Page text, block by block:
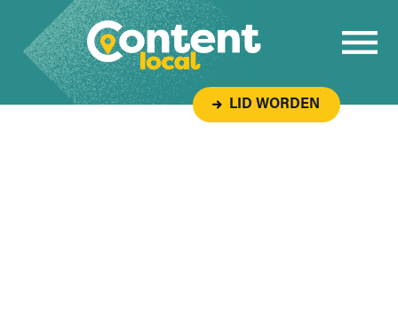
Overslaan naar inhoud
LID WORDEN